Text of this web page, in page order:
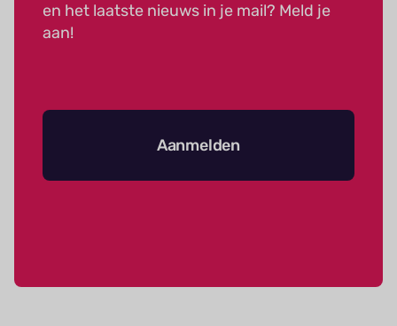
en het laatste nieuws in je mail? Meld je
aan!
Aanmelden